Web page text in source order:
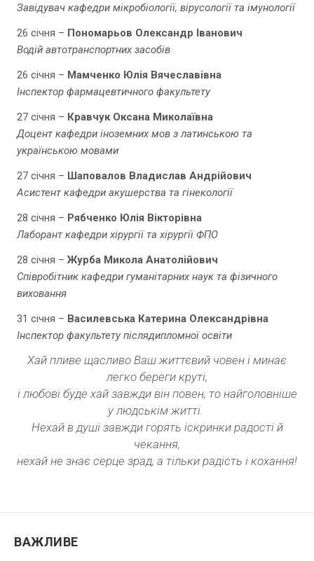
Завідувач кафедри мікробіології, вірусології та імунології
26 січня – Пономарьов Олександр Іванович
Водій автотранспортних засобів
26 січня – Мамченко Юлія Вячеславівна
Інспектор фармацевтичного факультету
27 січня – Кравчук Оксана Миколаївна
Доцент кафедри іноземних мов з латинською та
українською мовами
27 січня – Шаповалов Владислав Андрійович
Асистент кафедри акушерства та гінекології
28 січня – Рябченко Юлія Вікторівна
Лаборант кафедри хірургії та хірургії ФПО
28 січня – Журба Микола Анатолійович
Співробітник кафедри гуманітарних наук та фізичного
виховання
31 січня – Василевська Катерина Олександрівна
Інспектор факультету післядипломної освіти
Хай пливе щасливо Ваш життєвий човен і минає
легко береги круті,
і любові буде хай завжди він повен, то найголовніше
у людськім житті.
Нехай в душі завжди горять іскринки радості й
чекання,
нехай не знає серце зрад, а тільки радість і кохання!
ВАЖЛИВЕ